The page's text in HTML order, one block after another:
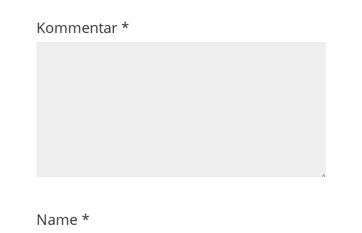
Kommentar *
Name *